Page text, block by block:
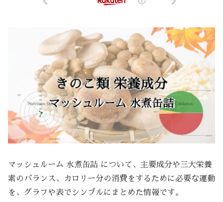
マッシュルーム 水煮缶詰 について、主要成分や三大栄養
素のバランス、カロリー分の消費をするために必要な運動
を、グラフや表でシンプルにまとめた情報です。